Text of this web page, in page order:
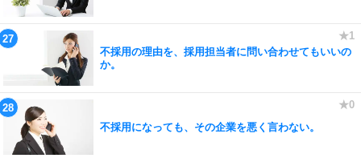
不採用の理由を、採用担当者に問い合わせてもいいの
か。
不採用になっても、その企業を悪く言わない。